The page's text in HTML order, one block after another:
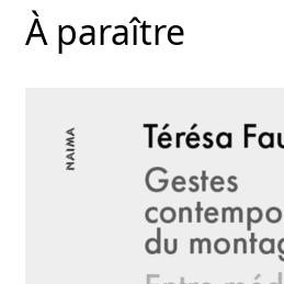
À paraître